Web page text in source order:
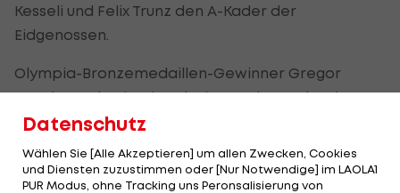
Kesseli und Felix Trunz den A-Kader der
Eidgenossen.
Olympia-Bronzemedaillen-Gewinner Gregor
Deschwanden ist der einzige Springer, der den
Nationalteam-Kaderstatus genießt.
Deschwanden ist seit Jahren die unangefochtene
Nummer eins im Schweizer Skisprung-Team.
Datenschutz
Wählen Sie [Alle Akzeptieren] um allen Zwecken, Cookies
und Diensten zuzustimmen oder [Nur Notwendige] im LAOLA1
PUR Modus, ohne Tracking uns Peronsalisierung von